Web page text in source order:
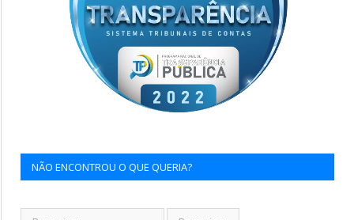
NÃO ENCONTROU O QUE QUERIA?